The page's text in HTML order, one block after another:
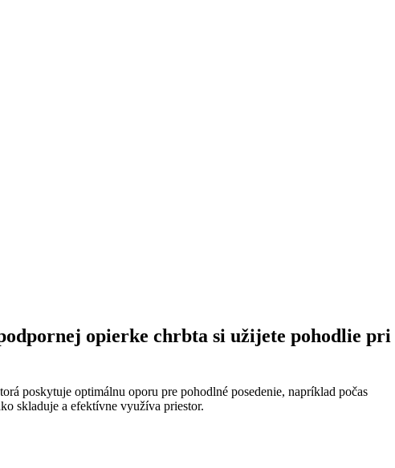
opierke chrbta si užijete pohodlie pri
poskytuje optimálnu oporu pre pohodlné posedenie, napríklad počas
skladuje a efektívne využíva priestor.